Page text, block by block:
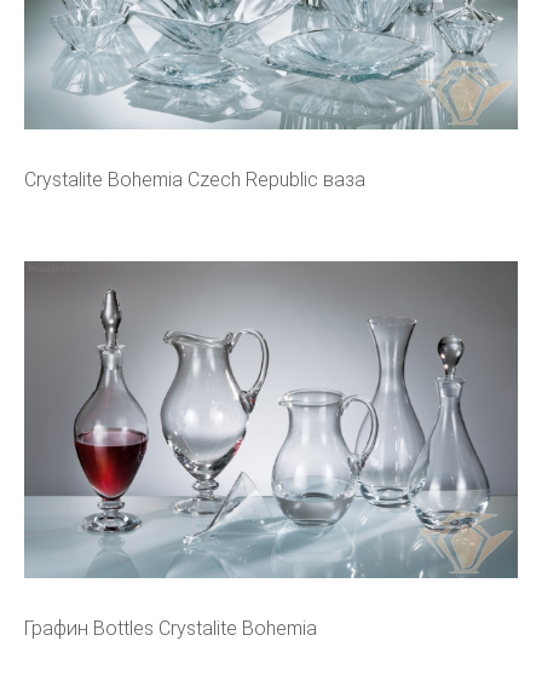
Crystalite Bohemia Czech Republic ваза
Графин Bottles Crystalite Bohemia